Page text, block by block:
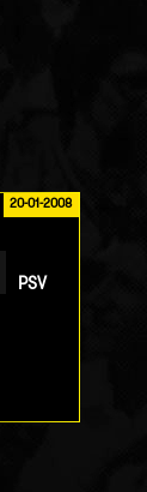
20-01-2008
PSV